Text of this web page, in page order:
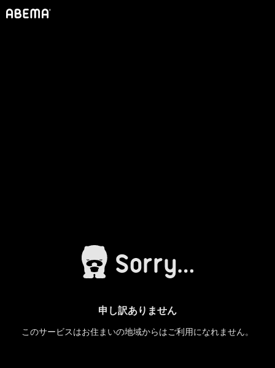
申し訳ありません
このサービスはお住まいの地域からはご利用になれません。